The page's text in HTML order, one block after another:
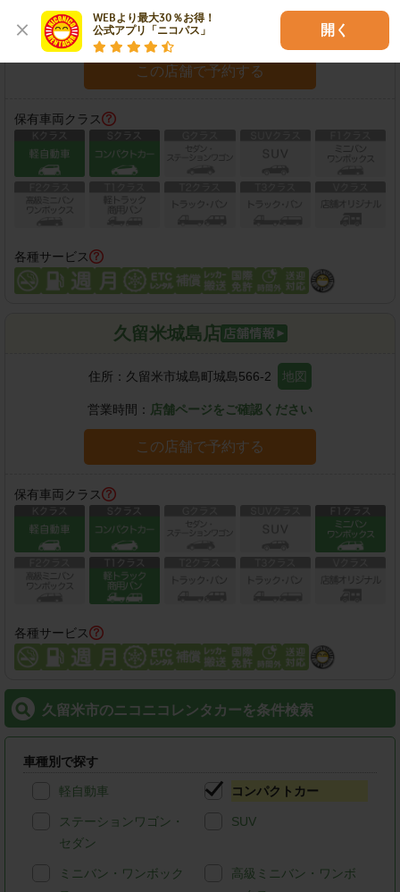
WEBより最大30％お得！
公式アプリ「ニコパス」
開く
営業時間：08:00-20:00
この店舗で予約する
保有車両クラス
各種サービス
久留米城島店
住所： 久留米市城島町城島566-2 地図
営業時間： 店舗ページをご確認ください
この店舗で予約する
保有車両クラス
各種サービス
久留米市のニコニコレンタカーを条件検索
車種別で探す
軽自動車 コンパクトカー
ステーションワゴン・
セダン
SUV
ミニバン・ワンボック
高級ミニバン・ワンボ